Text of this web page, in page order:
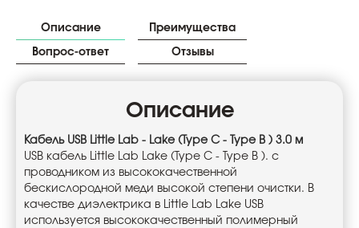
Описание Преимущества
Вопрос-ответ Отзывы
Описание
Кабель USB Little Lab - Lake (Type C - Type B ) 3.0 м
USB кабель Little Lab Lake (Type C - Type B ). с
проводником из высококачественной
бескислородной меди высокой степени очистки. В
качестве диэлектрика в Little Lab Lake USB
используется высококачественный полимерный